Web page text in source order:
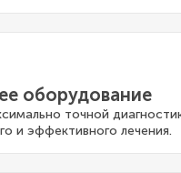
оборудование
точной
и эффективного лечения.